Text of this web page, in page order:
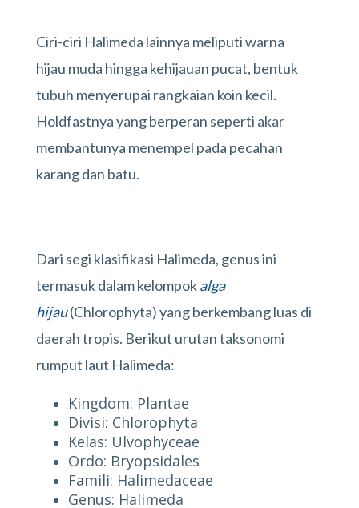
Ciri-ciri Halimeda lainnya meliputi warna
hijau muda hingga kehijauan pucat, bentuk
tubuh menyerupai rangkaian koin kecil.
Holdfastnya yang berperan seperti akar
membantunya menempel pada pecahan
karang dan batu.
Dari segi klasifikasi Halimeda, genus ini
termasuk dalam kelompokalga
hijau(Chlorophyta) yang berkembang luas di
daerah tropis. Berikut urutan taksonomi
rumput laut Halimeda:
Kingdom: Plantae
Divisi: Chlorophyta
Kelas: Ulvophyceae
Ordo: Bryopsidales
Famili: Halimedaceae
Genus: Halimeda